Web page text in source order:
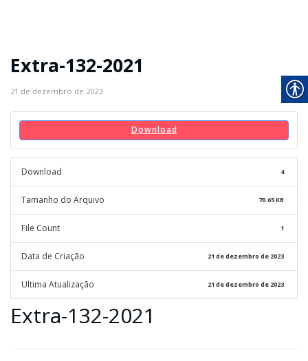
Extra-132-2021
21 de dezembro de 2023
Download
Download 4
Tamanho do Arquivo 70.65 KB
File Count 1
Data de Criação 21 de dezembro de 2023
Ultima Atualização 21 de dezembro de 2023
Extra-132-2021